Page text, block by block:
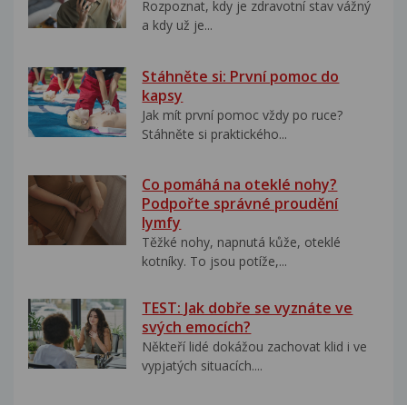
Rozpoznat, kdy je zdravotní stav vážný
a kdy už je...
Stáhněte si: První pomoc do
kapsy
Jak mít první pomoc vždy po ruce?
Stáhněte si praktického...
Co pomáhá na oteklé nohy?
Podpořte správné proudění
lymfy
Těžké nohy, napnutá kůže, oteklé
kotníky. To jsou potíže,...
TEST: Jak dobře se vyznáte ve
svých emocích?
Někteří lidé dokážou zachovat klid i ve
vypjatých situacích....